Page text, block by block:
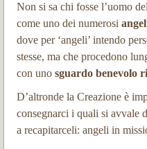
Non si sa chi fosse l’uomo
come uno dei numerosi
dove per ‘angeli’ intendo
stesse, ma che procedono
con uno sguardo benevolo
D’altronde la Creazione è
consegnarci i quali si avvale
a recapitarceli: angeli in